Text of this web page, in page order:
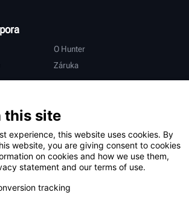
O Hunter
Záruka
this site
experience, this website uses cookies. By
website, you are giving consent to cookies
on cookies and how we use them,
statement and our terms of use.
tracking